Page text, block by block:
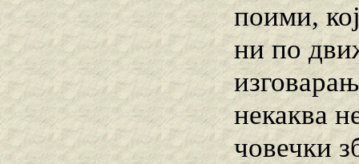
поими,
ни по
некаква
човечки